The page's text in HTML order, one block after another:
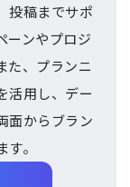
投稿までサポ
ーンやプロジ
た、プランニ
活用し、デー
面からブラン
。